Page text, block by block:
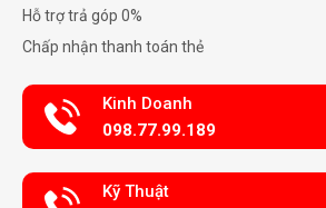
Hỗ trợ trả góp 0%
Chấp nhận thanh toán thẻ
Kinh Doanh
098.77.99.189
Kỹ Thuật